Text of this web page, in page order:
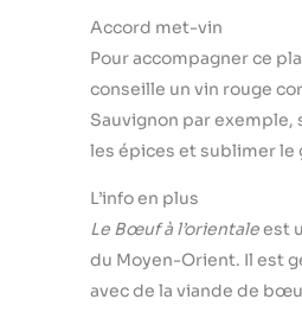
Accord met-vin
Pour accompagner ce
conseille un vin rouge
Sauvignon par
les épices et sublimer
L’info en plus
Le Bœuf à l’orientaleest
du Moyen-Orient. Il est
avec de la viande de